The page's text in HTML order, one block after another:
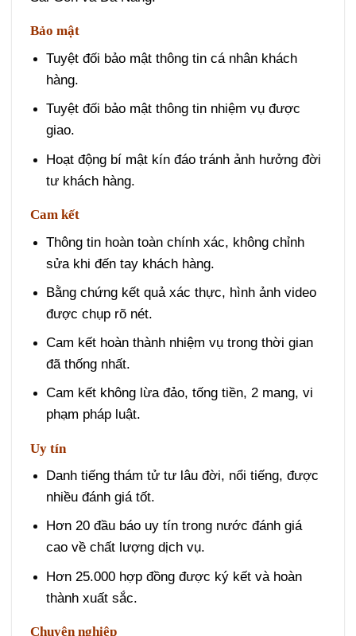
Bảo mật
Tuyệt đối bảo mật thông tin cá nhân khách
hàng.
Tuyệt đối bảo mật thông tin nhiệm vụ được
giao.
Hoạt động bí mật kín đáo tránh ảnh hưởng đời
tư khách hàng.
Cam kết
Thông tin hoàn toàn chính xác, không chỉnh
sửa khi đến tay khách hàng.
Bằng chứng kết quả xác thực, hình ảnh video
được chụp rõ nét.
Cam kết hoàn thành nhiệm vụ trong thời gian
đã thống nhất.
Cam kết không lừa đảo, tống tiền, 2 mang, vi
phạm pháp luật.
Uy tín
Danh tiếng thám tử tư lâu đời, nổi tiếng, được
nhiều đánh giá tốt.
Hơn 20 đầu báo uy tín trong nước đánh giá
cao về chất lượng dịch vụ.
Hơn 25.000 hợp đồng được ký kết và hoàn
thành xuất sắc.
Chuyên nghiệp